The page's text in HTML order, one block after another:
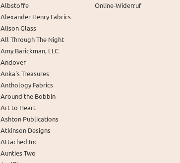
Albstoffe
Alexander Henry Fabrics
Alison Glass
All Through The Night
Amy Barickman, LLC
Andover
Anka's Treasures
Anthology Fabrics
Around the Bobbin
Art to Heart
Ashton Publications
Atkinson Designs
Attached Inc
Aunties Two
Online-Widerruf